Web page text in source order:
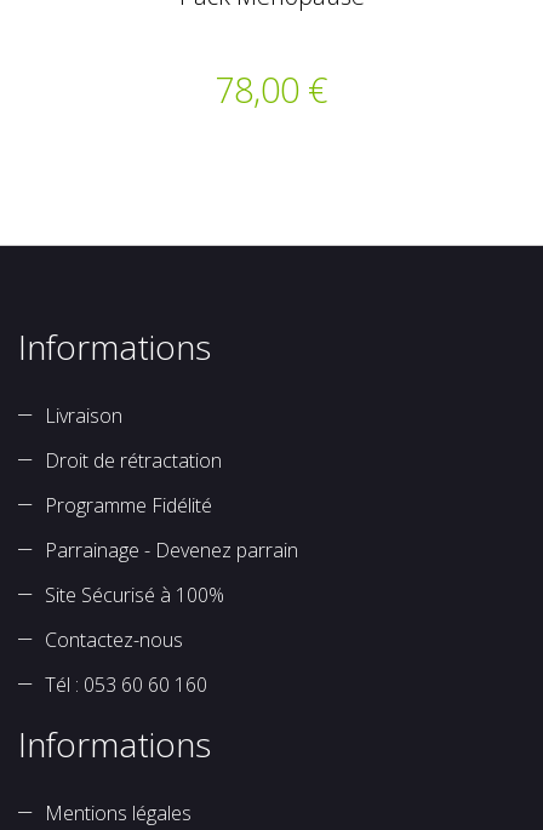
78,00 €
Informations
Livraison
Droit de rétractation
Programme Fidélité
Parrainage - Devenez parrain
Site Sécurisé à 100%
Contactez-nous
Tél : 053 60 60 160
Informations
Mentions légales